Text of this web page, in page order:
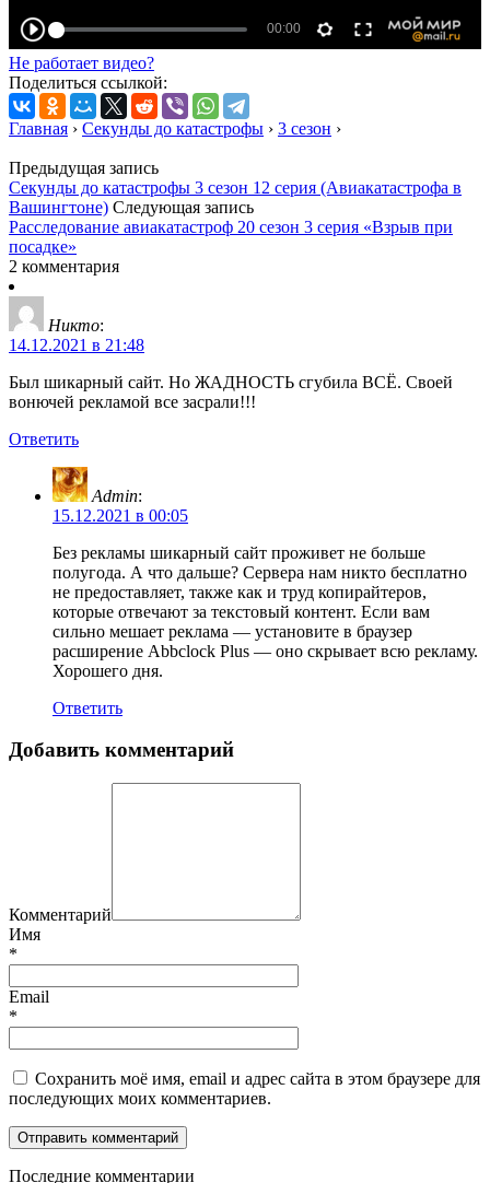
Не работает видео?
Поделиться ссылкой:
Главная › Секунды до катастрофы › 3 сезон ›
Предыдущая запись
Секунды до катастрофы 3 сезон 12 серия (Авиакатастрофа в
Вашингтоне) Следующая запись
Расследование авиакатастроф 20 сезон 3 серия «Взрыв при
посадке»
2 комментария
Никто:
14.12.2021 в 21:48
Был шикарный сайт. Но ЖАДНОСТЬ сгубила ВСЁ. Своей
вонючей рекламой все засрали!!!
Ответить
Admin:
15.12.2021 в 00:05
Без рекламы шикарный сайт проживет не больше
полугода. А что дальше? Сервера нам никто бесплатно
не предоставляет, также как и труд копирайтеров,
которые отвечают за текстовый контент. Если вам
сильно мешает реклама — установите в браузер
расширение Abbclock Plus — оно скрывает всю рекламу.
Хорошего дня.
Ответить
Добавить комментарий
Комментарий
Имя
*
Email
*
Сохранить моё имя, email и адрес сайта в этом браузере для
последующих моих комментариев.
Последние комментарии